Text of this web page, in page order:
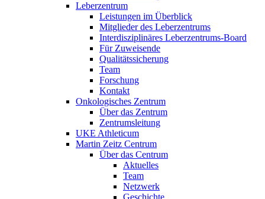
Leberzentrum
Leistungen im Überblick
Mitglieder des Leberzentrums
Interdisziplinäres Leberzentrums-Board
Für Zuweisende
Qualitätssicherung
Team
Forschung
Kontakt
Onkologisches Zentrum
Über das Zentrum
Zentrumsleitung
UKE Athleticum
Martin Zeitz Centrum
Über das Centrum
Aktuelles
Team
Netzwerk
Geschichte